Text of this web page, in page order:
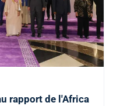
rapport de l'Africa